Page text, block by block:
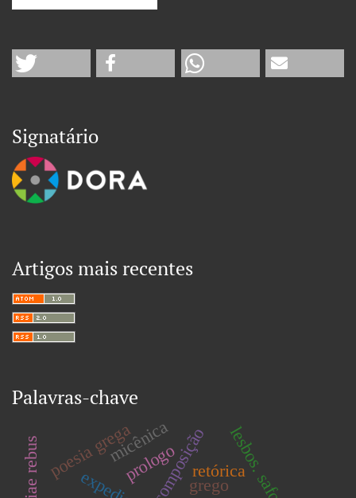
Signatário
Artigos mais recentes
Palavras-chave
retórica
poesia grega composição
prologo
grego
micênica